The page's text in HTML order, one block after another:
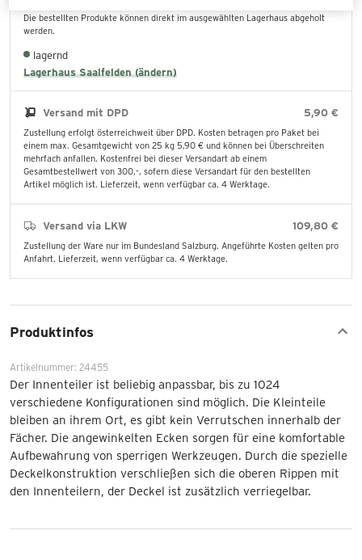
Die bestellten Produkte können direkt im ausgewählten Lagerhaus abgeholt
werden.
lagernd
Lagerhaus Saalfelden (ändern)
Versand mit DPD 5,90 €
Zustellung erfolgt österreichweit über DPD. Kosten betragen pro Paket bei
einem max. Gesamtgewicht von 25 kg 5,90 € und können bei Überschreiten
mehrfach anfallen. Kostenfrei bei dieser Versandart ab einem
Gesamtbestellwert von 300,-, sofern diese Versandart für den bestellten
Artikel möglich ist. Lieferzeit, wenn verfügbar ca. 4 Werktage.
Versand via LKW 109,80 €
Zustellung der Ware nur im Bundesland Salzburg. Angeführte Kosten gelten pro
Anfahrt. Lieferzeit, wenn verfügbar ca. 4 Werktage.
Produktinfos
Artikelnummer: 24455
Der Innenteiler ist beliebig anpassbar, bis zu 1024
verschiedene Konfigurationen sind möglich. Die Kleinteile
bleiben an ihrem Ort, es gibt kein Verrutschen innerhalb der
Fächer. Die angewinkelten Ecken sorgen für eine komfortable
Aufbewahrung von sperrigen Werkzeugen. Durch die spezielle
Deckelkonstruktion verschließen sich die oberen Rippen mit
den Innenteilern, der Deckel ist zusätzlich verriegelbar.